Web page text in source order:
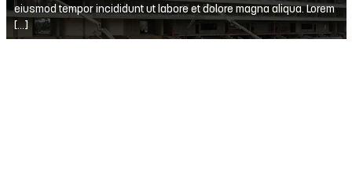
eiusmod tempor incididunt ut labore et dolore magna aliqua. Lorem
[…]